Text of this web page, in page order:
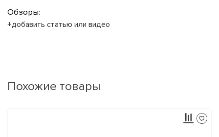
Обзоры:
+добавить статью или видео
Похожие товары